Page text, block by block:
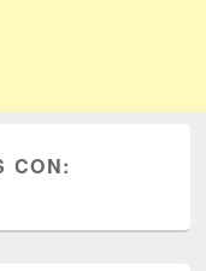
CON: